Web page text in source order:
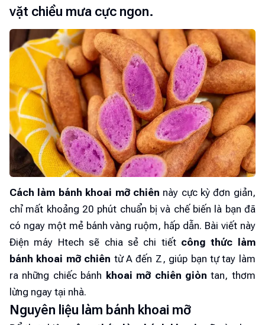
vặt chiều mưa cực ngon.
Cách làm bánh khoai mỡ chiên này cực kỳ đơn giản,
chỉ mất khoảng 20 phút chuẩn bị và chế biến là bạn đã
có ngay một mẻ bánh vàng ruộm, hấp dẫn. Bài viết này
Điện máy Htech sẽ chia sẻ chi tiết công thức làm
bánh khoai mỡ chiên từ A đến Z, giúp bạn tự tay làm
ra những chiếc bánh khoai mỡ chiên giòn tan, thơm
lừng ngay tại nhà.
Nguyên liệu làm bánh khoai mỡ